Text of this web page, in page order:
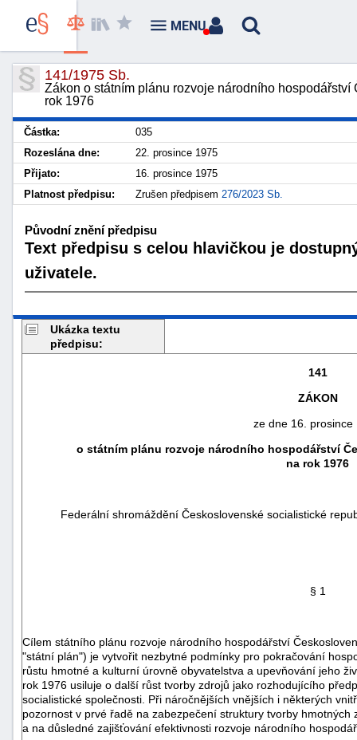
141/1975 Sb.
Zákon o státním plánu rozvoje národního
rok 1976
Částka:
035
Rozeslána dne:
22. prosince 1975
Přijato:
16. prosince 1975
Platnost předpisu:
Zrušen předpisem 276/2023 Sb.
Původní znění předpisu
Text předpisu s celou hlavičkou je
uživatele.
Ukázka textu
předpisu:
141
ZÁKON
ze dne 16. prosince
o státním plánu rozvoje národního hospodářství
na rok 1976
Federální shromáždění Československé socialistické
§ 1
Cílem státního plánu rozvoje národního hospodářství
"státní plán") je vytvořit nezbytné podmínky pro pokračování
růstu hmotné a kulturní úrovně obyvatelstva a upevňování jeho
rok 1976 usiluje o další růst tvorby zdrojů jako rozhodujícího
socialistické společnosti. Při náročnějších vnějších i některých
pozornost v prvé řadě na zabezpečení struktury tvorby
a na důsledné zajišťování efektivnosti rozvoje národního
MENU
náhrady